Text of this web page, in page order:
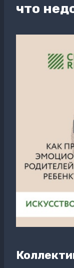
что